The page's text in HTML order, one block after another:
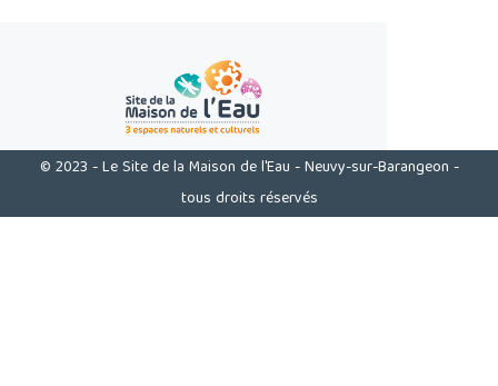
© 2023 - Le Site de la Maison de l'Eau - Neuvy-sur-Barangeon -
tous droits réservés